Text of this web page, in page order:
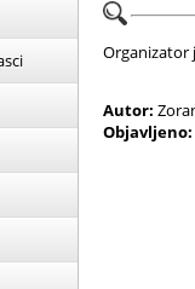
Organizator
Autor:
Objavljeno: